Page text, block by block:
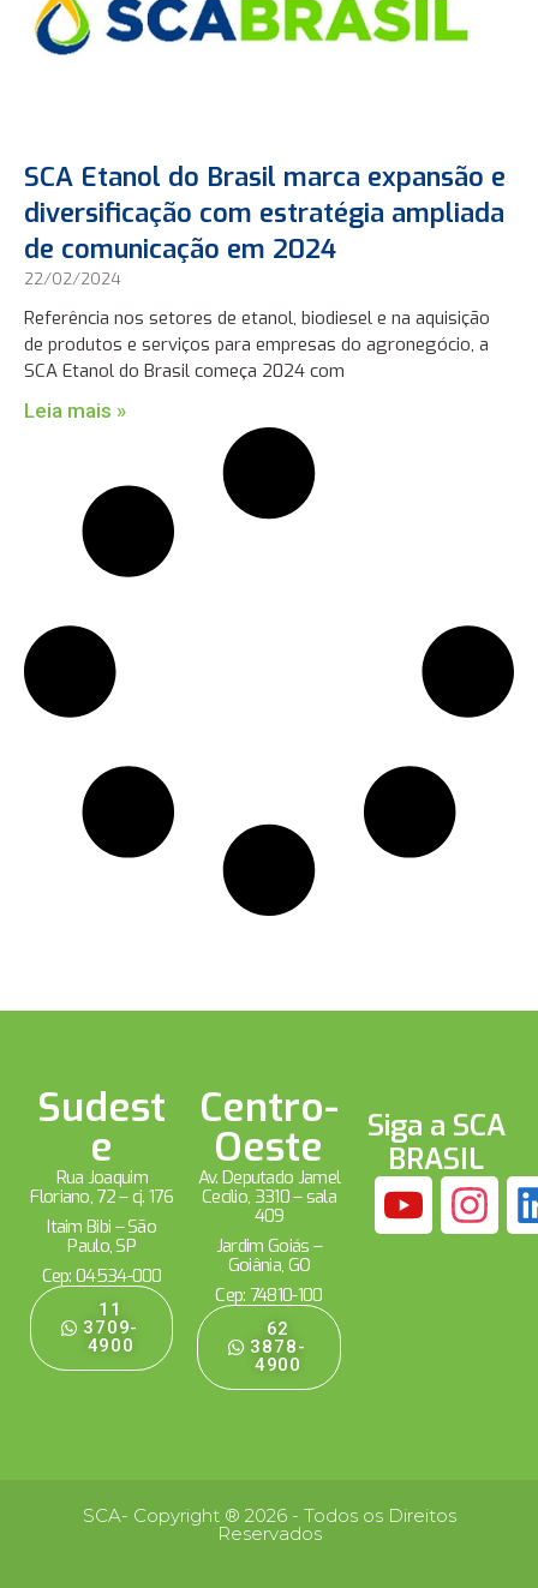
SCA Etanol do Brasil marca expansão e
diversificação com estratégia ampliada
de comunicação em 2024
22/02/2024
Referência nos setores de etanol, biodiesel e na aquisição
de produtos e serviços para empresas do agronegócio, a
SCA Etanol do Brasil começa 2024 com
Leia mais »
Sudest
e
Rua Joaquim
Floriano, 72 – cj. 176
Itaim Bibi – São
Paulo, SP
Cep: 04534-000
11
3709-
4900
Centro-
Oeste
Av. Deputado Jamel
Cecílio, 3310 – sala
409
Jardim Goiás –
Goiânia, GO
Cep: 74810-100
62
3878-
4900
Siga a SCA
BRASIL
SCA- Copyright ® 2026 - Todos os Direitos
Reservados